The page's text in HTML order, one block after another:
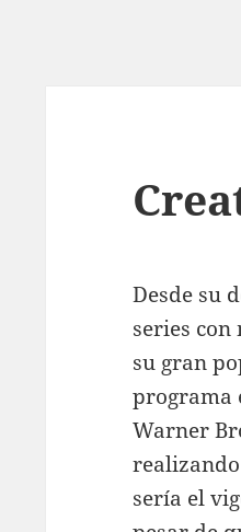
Desde su
series
su gran
programa
Warner
sería el